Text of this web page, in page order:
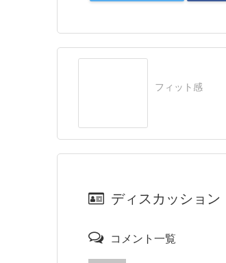
フィット感
ディスカッション
コメント一覧